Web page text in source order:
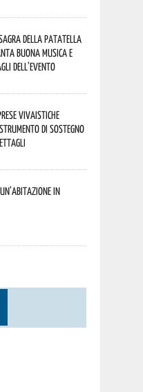
della Patatella
buona musica e
dell’evento
vivaistiche
di sostegno
in